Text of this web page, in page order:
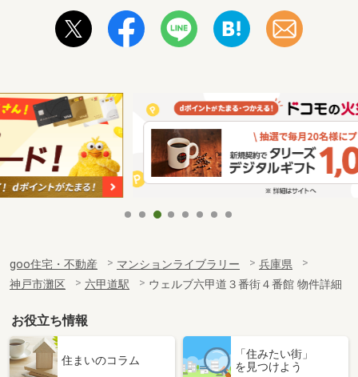
goo住宅・不動産 マンションライブラリー
兵庫県
神戸市灘区
六甲道駅 ウェルブ六甲道３番街４番館 物件詳細
お役立ち情報
住まいのコラム
「住みたい街」
を見つけよう